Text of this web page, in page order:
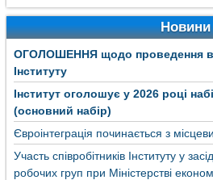
Новини
ОГОЛОШЕННЯ щодо проведення
Інституту
Інститут оголошує у 2026 році
(основний набір)
Євроінтеграція починається з
Участь співробітників Інституту у
робочих груп при Міністерстві